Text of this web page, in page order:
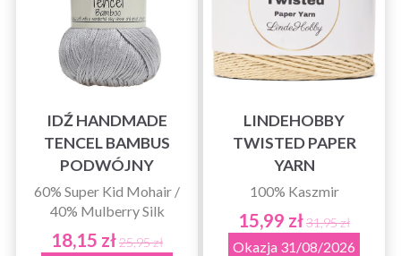
IDŹ HANDMADE
TENCEL BAMBUS
PODWÓJNY
60% Super Kid Mohair /
40% Mulberry Silk
18,15 zł25,95 zł
LINDEHOBBY
TWISTED PAPER
YARN
100% Kaszmir
15,99 zł31,95 zł
Okazja 31/08/2026